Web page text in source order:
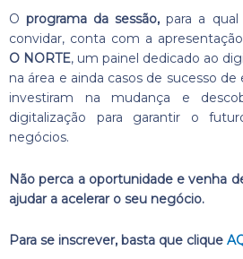
Oprograma da sessão,para a
convidar, conta com a
O NORTE, um painel dedicado ao
na área e ainda casos de sucesso
investiram na mudança e
digitalização para garantir o
negócios.
Não perca a oportunidade e venha
ajudar a acelerar o seu negócio.
Para se inscrever, basta que clique